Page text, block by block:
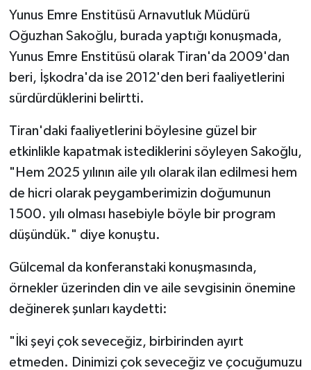
Yunus Emre Enstitüsü Arnavutluk Müdürü
Oğuzhan Sakoğlu, burada yaptığı konuşmada,
Yunus Emre Enstitüsü olarak Tiran'da 2009'dan
beri, İşkodra'da ise 2012'den beri faaliyetlerini
sürdürdüklerini belirtti.
Tiran'daki faaliyetlerini böylesine güzel bir
etkinlikle kapatmak istediklerini söyleyen Sakoğlu,
"Hem 2025 yılının aile yılı olarak ilan edilmesi hem
de hicri olarak peygamberimizin doğumunun
1500. yılı olması hasebiyle böyle bir program
düşündük." diye konuştu.
Gülcemal da konferanstaki konuşmasında,
örnekler üzerinden din ve aile sevgisinin önemine
değinerek şunları kaydetti:
"İki şeyi çok seveceğiz, birbirinden ayırt
etmeden. Dinimizi çok seveceğiz ve çocuğumuzu
Burdur Müftülüğü
Bursa Müftülüğü
Çanakkale Müftülüğü
Çorum Müftülüğü
Denizli Müftülüğü
Diyarbakır Müftülüğü
Edirne Müftülüğü
Erzincan Müftülüğü
Ekonomi
Duyurular
Podcast
Biyografiler
Diyanet TV
İhtida Haberleri